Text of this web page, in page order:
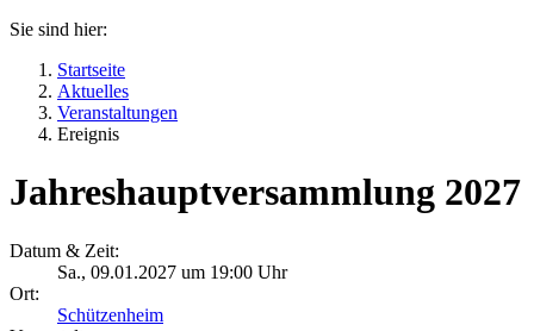
Sie sind hier:
Startseite
Aktuelles
Veranstaltungen
Ereignis
Jahreshauptversammlung 2027
Datum & Zeit:
Sa., 09.01.2027 um 19:00 Uhr
Ort:
Schützenheim